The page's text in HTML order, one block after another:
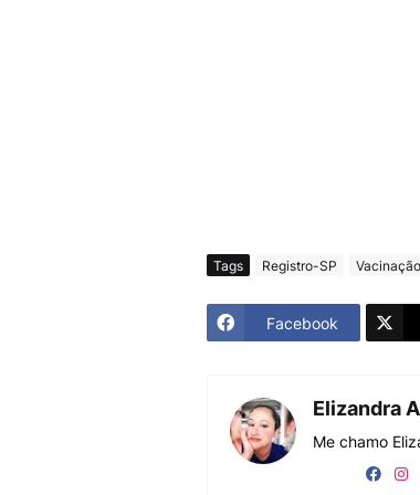
Tags Registro-SP Vacinação
Facebook
Elizandra
Me chamo